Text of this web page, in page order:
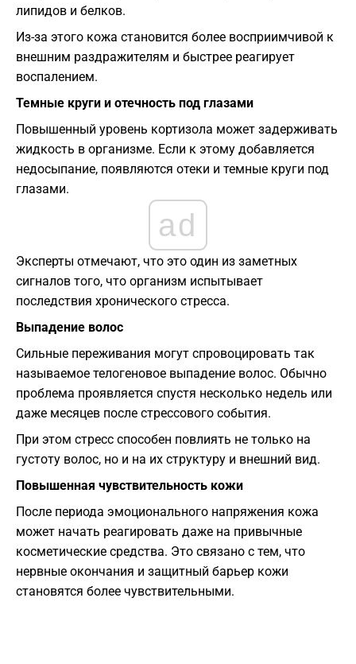
липидов и белков.
Из-за этого кожа становится более восприимчивой к
внешним раздражителям и быстрее реагирует
воспалением.
Темные круги и отечность под глазами
Повышенный уровень кортизола может задерживать
жидкость в организме. Если к этому добавляется
недосыпание, появляются отеки и темные круги под
глазами.
ad
Эксперты отмечают, что это один из заметных
сигналов того, что организм испытывает
последствия хронического стресса.
Выпадение волос
Сильные переживания могут спровоцировать так
называемое телогеновое выпадение волос. Обычно
проблема проявляется спустя несколько недель или
даже месяцев после стрессового события.
При этом стресс способен повлиять не только на
густоту волос, но и на их структуру и внешний вид.
Повышенная чувствительность кожи
После периода эмоционального напряжения кожа
может начать реагировать даже на привычные
косметические средства. Это связано с тем, что
нервные окончания и защитный барьер кожи
становятся более чувствительными.